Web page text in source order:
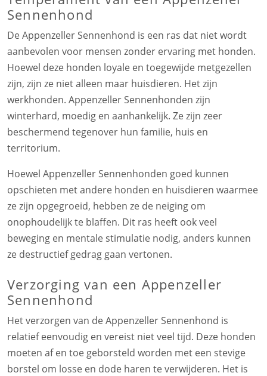
Sennenhond
De Appenzeller Sennenhond is een ras dat niet wordt
aanbevolen voor mensen zonder ervaring met honden.
Hoewel deze honden loyale en toegewijde metgezellen
zijn, zijn ze niet alleen maar huisdieren. Het zijn
werkhonden. Appenzeller Sennenhonden zijn
winterhard, moedig en aanhankelijk. Ze zijn zeer
beschermend tegenover hun familie, huis en
territorium.
Hoewel Appenzeller Sennenhonden goed kunnen
opschieten met andere honden en huisdieren waarmee
ze zijn opgegroeid, hebben ze de neiging om
onophoudelijk te blaffen. Dit ras heeft ook veel
beweging en mentale stimulatie nodig, anders kunnen
ze destructief gedrag gaan vertonen.
Verzorging van een Appenzeller
Sennenhond
Het verzorgen van de Appenzeller Sennenhond is
relatief eenvoudig en vereist niet veel tijd. Deze honden
moeten af en toe geborsteld worden met een stevige
borstel om losse en dode haren te verwijderen. Het is